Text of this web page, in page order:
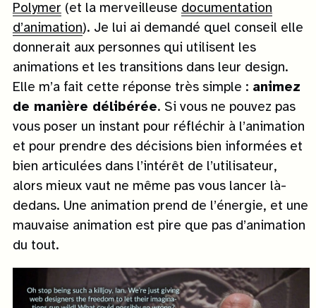
Polymer (et la merveilleuse documentation
d’animation). Je lui ai demandé quel conseil elle
donnerait aux personnes qui utilisent les
animations et les transitions dans leur design.
Elle m’a fait cette réponse très simple : animez
de manière délibérée. Si vous ne pouvez pas
vous poser un instant pour réfléchir à l’animation
et pour prendre des décisions bien informées et
bien articulées dans l’intérêt de l’utilisateur,
alors mieux vaut ne même pas vous lancer là-
dedans. Une animation prend de l’énergie, et une
mauvaise animation est pire que pas d’animation
du tout.